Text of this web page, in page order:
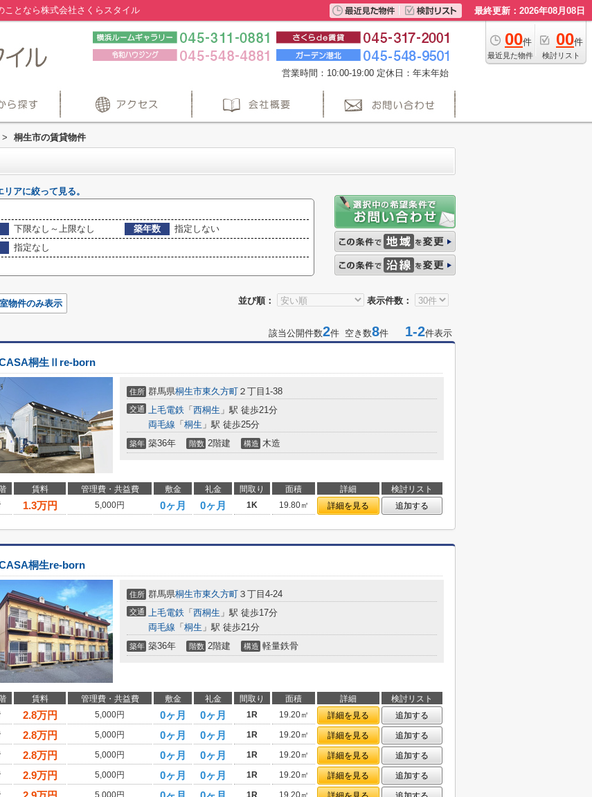
ことなら株式会社さくらスタイル 最終更新：2026年08月08日
00件
最近見た物件
00件
検討リスト
営業時間：10:00-19:00 定休日：年末年始
> 桐生市の賃貸物件
アに絞って見る。
下限なし～上限なし 築年数
指定しない
指定なし
並び順： 表示件数：
物件のみ表示
該当公開件数2件 空き数8件 1-2件表示
桐生Ⅱre-born
住所 群馬県桐生市東久方町 ２丁目1-38
交通 上毛電鉄 「 西桐生 」駅 徒歩21分
両毛線 「 桐生 」駅 徒歩25分
築年 築36年 階数 2階建 構造 木造
賃料 管理費・共益費 敷金 礼金 間取り 面積 詳細
検討リスト
1.3万円 5,000円 0ヶ月 0ヶ月 1K 19.80㎡ 詳細を見る 追加する
桐生re-born
住所 群馬県桐生市東久方町 ３丁目4-24
交通 上毛電鉄 「 西桐生 」駅 徒歩17分
両毛線 「 桐生 」駅 徒歩21分
築年 築36年 階数 2階建 構造 軽量鉄骨
賃料 管理費・共益費 敷金 礼金 間取り 面積 詳細
検討リスト
2.8万円 5,000円 0ヶ月 0ヶ月 1R 19.20㎡ 詳細を見る
追加する
2.8万円 5,000円 0ヶ月 0ヶ月 1R 19.20㎡ 詳細を見る
追加する
2.8万円 5,000円 0ヶ月 0ヶ月 1R 19.20㎡ 詳細を見る
追加する
2.9万円 5,000円 0ヶ月 0ヶ月 1R 19.20㎡ 詳細を見る
追加する
5,000円 1R 19.20㎡